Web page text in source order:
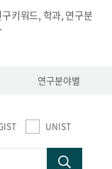
키워드, 학과, 연구분
연구분야별
UNIST